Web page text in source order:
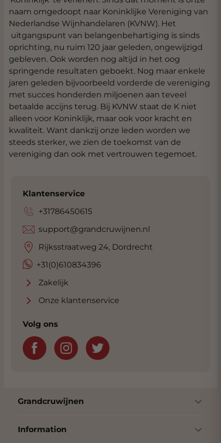
naam omgedoopt naar Koninklijke Vereniging van
Nederlandse Wijnhandelaren (KVNW). Het
uitgangspunt van belangenbehartiging is sinds
oprichting, nu ruim 120 jaar geleden, ongewijzigd
gebleven. Ook worden nog altijd in het oog
springende resultaten geboekt. Nog maar enkele
jaren geleden bijvoorbeeld vorderde de vereniging
met succes honderden miljoenen aan teveel
betaalde accijns terug. Bij KVNW staat de K niet
alleen voor Koninklijk, maar ook voor kracht en
kwaliteit. Want dankzij onze leden worden we
steeds sterker, we zien de toekomst van de
vereniging dan ook met vertrouwen tegemoet.
Klantenservice
+31786450615
+31(0)610834396
support@grandcruwijnen.nl
Rijksstraatweg 24, Dordrecht
Zakelijk
Onze klantenservice
Volg ons
Grandcruwijnen
Information